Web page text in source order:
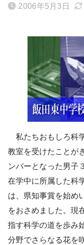
2006年5月3日
私たちおもしろ科
教室を受けたことが
ンバーとなった男子
在学中に所属した科
は、県知事賞を始め
をおさめました。現
指す科学の道を歩み
分野でさらなる花を